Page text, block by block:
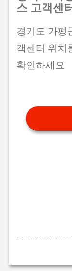
스 고객센
경기도 가평
객센터 위치
확인하세요